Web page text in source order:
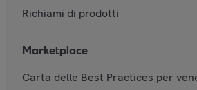
Richiami di prodotti
Marketplace
Carta delle Best Practices per